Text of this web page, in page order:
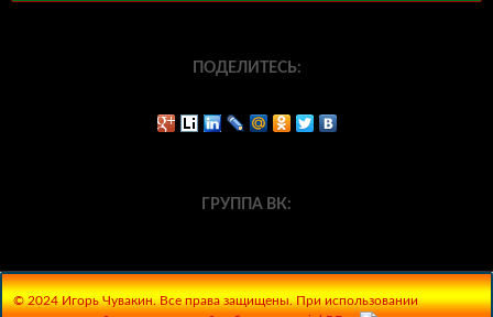
ПОДЕЛИТЕСЬ:
ГРУППА ВК:
© 2024 Игорь Чувакин. Все права защищены. При использовании